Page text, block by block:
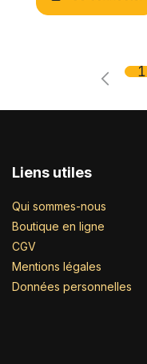
1
Liens utiles
Qui sommes-nous
Boutique en ligne
CGV
Mentions légales
Données personnelles